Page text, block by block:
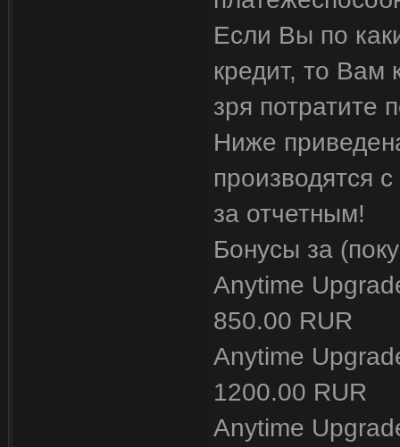
Если Вы по
кредит, то Вам
зря потратите
Ниже
производятся
за отчетным!
Бонусы за
Anytime
850.00 RUR
Anytime
1200.00 RUR
Anytime